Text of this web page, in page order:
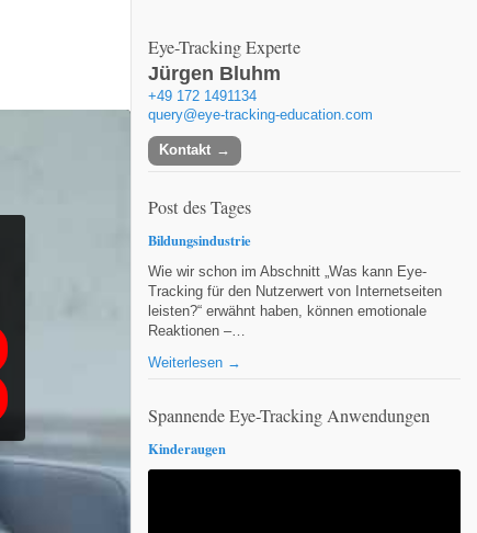
Eye-Tracking Experte
Jürgen Bluhm
+49 172 1491134
query@eye-tracking-education.com
Kontakt
Post des Tages
Bildungsindustrie
Wie wir schon im Abschnitt „Was kann Eye-
Tracking für den Nutzerwert von Internetseiten
leisten?“ erwähnt haben, können emotionale
Reaktionen –…
Weiterlesen →
Spannende Eye-Tracking Anwendungen
Kinderaugen